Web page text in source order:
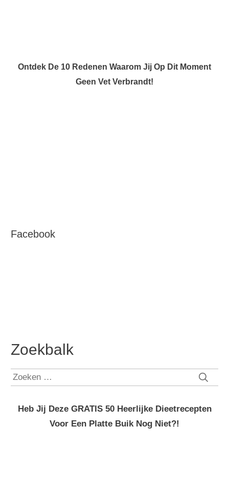
Ontdek De 10 Redenen Waarom Jij Op Dit Moment
Geen Vet Verbrandt!
Facebook
Zoekbalk
Zoeken
Heb Jij Deze GRATIS 50 Heerlijke Dieetrecepten
Voor Een Platte Buik Nog Niet?!